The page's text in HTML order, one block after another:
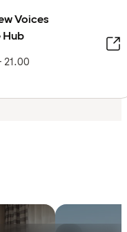
Voices
Hub
21.00